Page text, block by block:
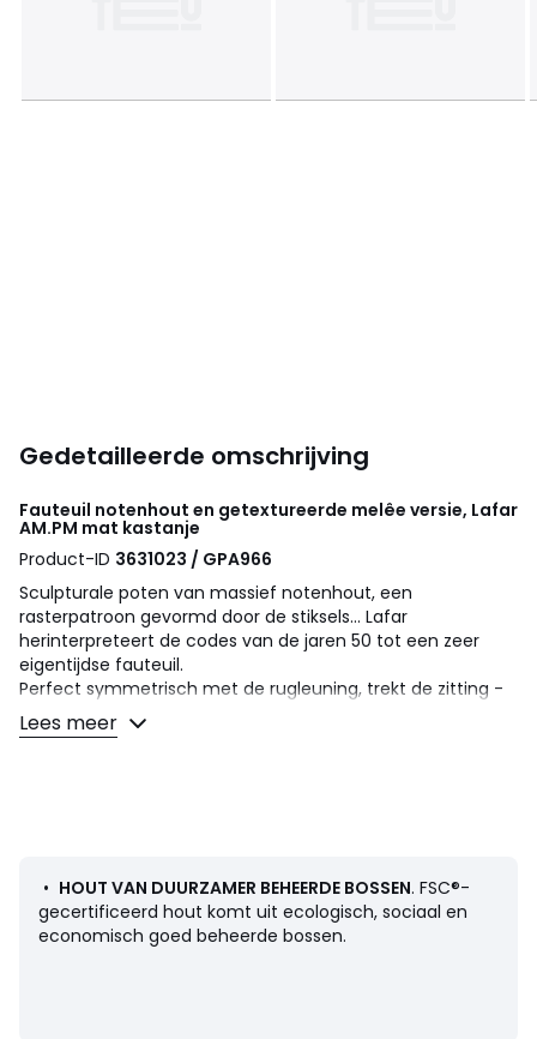
Gedetailleerde omschrijving
Fauteuil notenhout en getextureerde melêe versie, Lafar
AM.PM mat kastanje
Product-ID 3631023 / GPA966
Sculpturale poten van massief notenhout, een
rasterpatroon gevormd door de stiksels... Lafar
herinterpreteert de codes van de jaren 50 tot een zeer
eigentijdse fauteuil.
Perfect symmetrisch met de rugleuning, trekt de zitting -
breed en royaal - het volume met een precies doel :
comfort zonder compromis. Een minimalistisch en
• Gewatteerde afwerking met gestikte kapitelen, paspel
op de rand
• Structuur in multipliex en massief dennenhout
• Poten in slee vorm in massief notenhout met
Lees meer
• HOUT VAN DUURZAMER BEHEERDE BOSSEN. FSC®-
gecertificeerd hout komt uit ecologisch, sociaal en
economisch goed beheerde bossen.